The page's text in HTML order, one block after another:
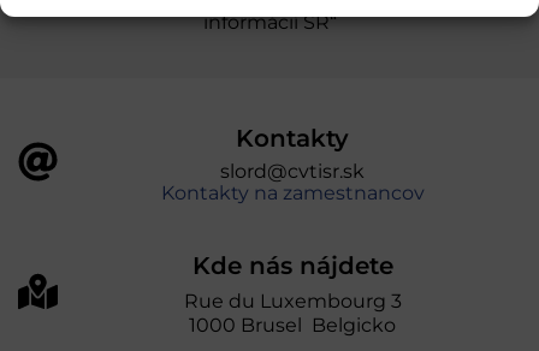
informácií SR“
Kontakty
slord@cvtisr.sk
Kontakty na zamestnancov
Kde nás nájdete
Rue du Luxembourg 3
1000 Brusel Belgicko